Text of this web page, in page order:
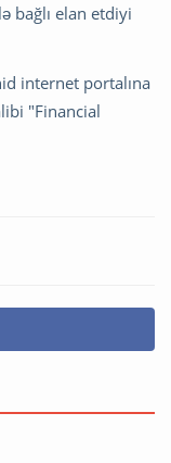
bağlı elan etdiyi
internet portalına
"Financial